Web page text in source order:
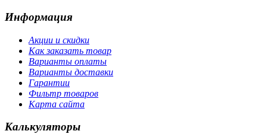
Информация
Акции и скидки
Как заказать товар
Варианты оплаты
Варианты доставки
Гарантии
Фильтр товаров
Карта сайта
Калькуляторы